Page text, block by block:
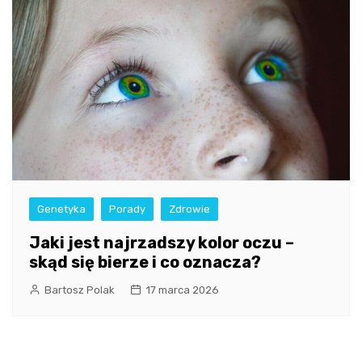
Genetyka Porady Zdrowie
Jaki jest najrzadszy kolor oczu –
skąd się bierze i co oznacza?
Bartosz Polak 17 marca 2026